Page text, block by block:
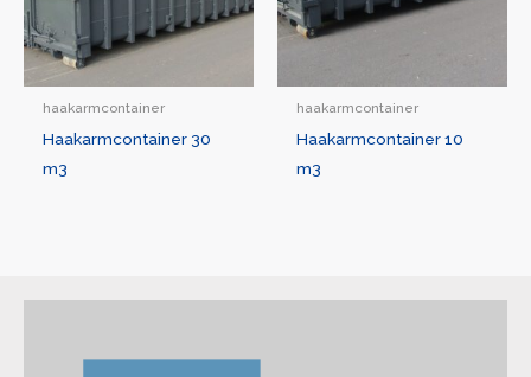
haakarmcontainer
Haakarmcontainer 30
m3
haakarmcontainer
Haakarmcontainer 10
m3